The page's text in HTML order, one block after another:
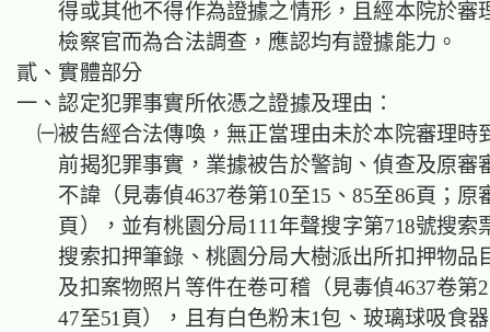
得或其他不得作為證據之情形，且經本院於審
檢察官而為合法調查，應認均有證據能力。
貳、實體部分
一、認定犯罪事實所依憑之證據及理由：
㈠被告經合法傳喚，無正當理由未於本院審理時
前揭犯罪事實，業據被告於警詢、偵查及原審
不諱（見毒偵4637卷第10至15、85至86頁；原
頁），並有桃園分局111年聲搜字第718號搜索
搜索扣押筆錄、桃園分局大樹派出所扣押物品
及扣案物照片等件在卷可稽（見毒偵4637卷第
47至51頁），且有白色粉末1包、玻璃球吸食